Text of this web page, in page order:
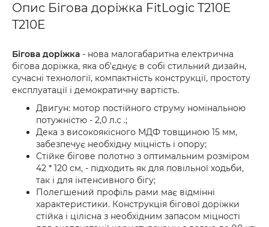
Опис Бігова доріжка FitLogic T210E
T210E
Бігова доріжка - нова малогабаритна електрична
бігова доріжка, яка об'єднує в собі стильний дизайн,
сучасні технології, компактність конструкції, простоту
експлуатації і демократичну вартість.
Двигун: мотор постійного струму номінальною
потужністю - 2,0 л.с .;
Дека з високоякісного МДФ товщиною 15 мм,
забезпечує необхідну міцність і опору;
Стійке бігове полотно з оптимальним розміром
42 * 120 см, - підходить як для повільної ходьби,
так і для інтенсивного бігу;
Полегшений профіль рами має відмінні
характеристики. Конструкція бігової доріжки
стійка і цілісна з необхідним запасом міцності